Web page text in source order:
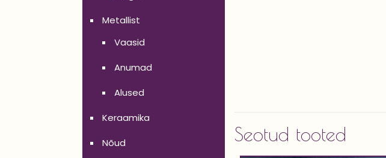
Seotud tooted
Metallist
Vaasid
Anumad
Alused
Keraamika
Nõud